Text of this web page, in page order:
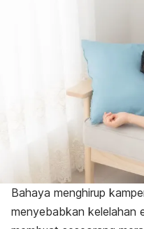
Bahaya menghirup
menyebabkan kelelahan